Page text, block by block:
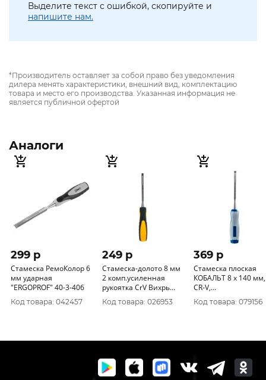
Выделите текст с ошибкой, скопируйте и
напишите нам.
*Производитель оставляет за собой право без уведомления
дилера менять характеристики, внешний вид, комплектацию
товара и место его производства. Указанная информация не
является публичной офертой
Аналоги
299 p
Стамеска РемоКолор 6
мм ударная
"ERGOPROF" 40-3-406
Код товара: 042457
249 p
Стамеска-долото 8 мм
2 комп.усиленная
рукоятка CrV Вихрь
73/2/7/1
Код товара: 026953
369 p
Стамеска плоская
КОБАЛЬТ 8 х 140 мм,
CR-V,
двухкомпонентная
рукоятка (1 шт.)
Код товара: 079156